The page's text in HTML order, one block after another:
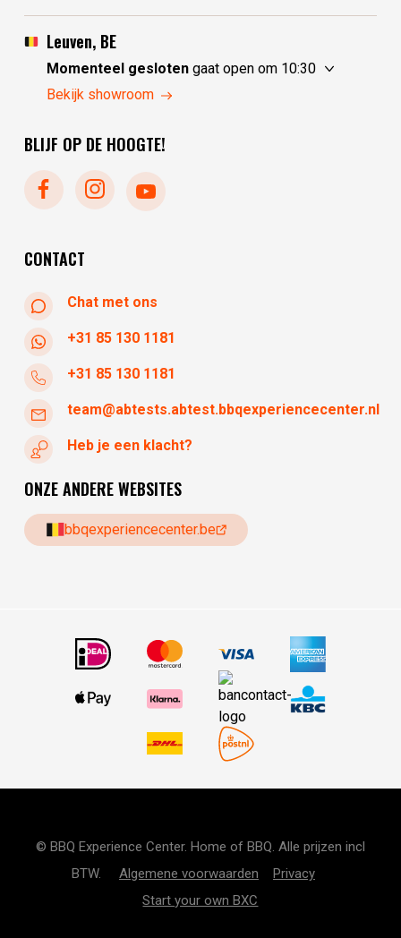
vrijdag
10:00 - 17:30
zaterdag
zondag
gesloten
maandag
Leuven, BE
Momenteel geslotengaat open om 10:30
donderdag
zaterdag
maandag
dinsdag
Bekijk showroom
BLIJF OP DE HOOGTE!
CONTACT
Chat met ons
+31 85 130 1181
+31 85 130 1181
team@abtests.abtest.bbqexperiencecenter.nl
Heb je een klacht?
ONZE ANDERE WEBSITES
bbqexperiencecenter.be
© BBQ Experience Center. Home of BBQ. Alle prijzen incl
BTW. Algemene voorwaarden
Privacy
Start your own BXC